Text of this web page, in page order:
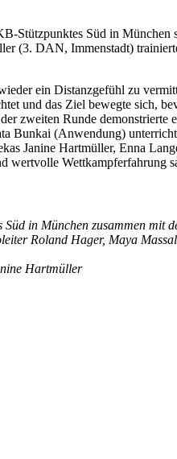
Stützpunktes Süd in
DAN, Immenstadt)
ein Distanzgefühl zu
und das Ziel bewegte sich,
zweiten Runde
Bunkai (Anwendung)
Janine Hartmüller, Enna
in München zusammen mit
Roland Hager, Maya
Hartmüller